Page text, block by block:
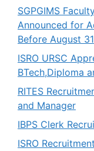
SGPGIMS
Announced for
Before August 31
ISRO URSC
BTech,Diploma
RITES
and Manager
IBPS Clerk
ISRO